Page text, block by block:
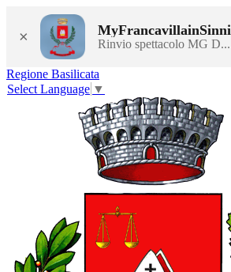
× MyFrancavillainSinni
Rinvio spettacolo MG D...
Regione Basilicata
Select Language ▼